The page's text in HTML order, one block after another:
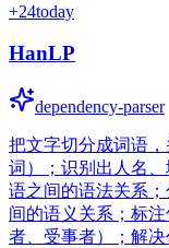
+24today
HanLP
dependency-parser
把文字切分成词语
词）；识别出人名
语之间的语法关系
间的语义关系；标
者、受事者）；解